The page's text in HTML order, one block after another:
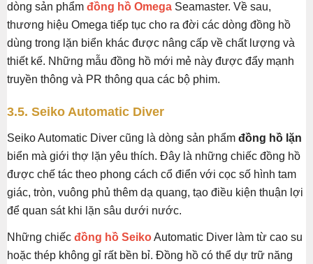
dòng sản phẩm đồng hồ Omega Seamaster. Về sau,
thương hiệu Omega tiếp tục cho ra đời các dòng đồng hồ
dùng trong lặn biển khác được nâng cấp về chất lượng và
thiết kế. Những mẫu đồng hồ mới mẻ này được đẩy mạnh
truyền thông và PR thông qua các bộ phim.
3.5. Seiko Automatic Diver
Seiko Automatic Diver cũng là dòng sản phẩm đồng hồ lặn
biển mà giới thợ lặn yêu thích. Đây là những chiếc đồng hồ
được chế tác theo phong cách cổ điển với cọc số hình tam
giác, tròn, vuông phủ thêm dạ quang, tạo điều kiện thuận lợi
để quan sát khi lặn sâu dưới nước.
Những chiếc đồng hồ SeikoAutomatic Diver làm từ cao su
hoặc thép không gỉ rất bền bỉ. Đồng hồ có thể dự trữ năng